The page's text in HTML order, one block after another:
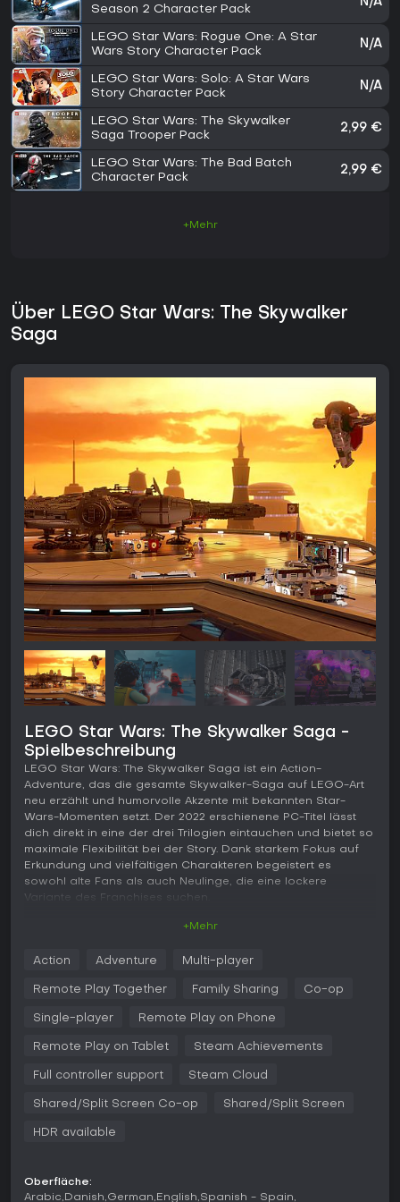
Season 2 Character Pack
N/A
LEGO Star Wars: Rogue One: A Star
Wars Story Character Pack
N/A
LEGO Star Wars: Solo: A Star Wars
Story Character Pack
N/A
LEGO Star Wars: The Skywalker
Saga Trooper Pack
2,99 €
LEGO Star Wars: The Bad Batch
Character Pack
2,99 €
+Mehr
Über LEGO Star Wars: The Skywalker
Saga
LEGO Star Wars: The Skywalker Saga -
Spielbeschreibung
LEGO Star Wars: The Skywalker Saga ist ein Action-
Adventure, das die gesamte Skywalker-Saga auf LEGO-Art
neu erzählt und humorvolle Akzente mit bekannten Star-
Wars-Momenten setzt. Der 2022 erschienene PC-Titel lässt
dich direkt in eine der drei Trilogien eintauchen und bietet so
maximale Flexibilität bei der Story. Dank starkem Fokus auf
Erkundung und vielfältigen Charakteren begeistert es
sowohl alte Fans als auch Neulinge, die eine lockere
Variante des Franchises suchen.
Kernmechaniken um Third-Person-Action: Du steuerst
Charaktere, löst Rätsel, kämpfst gegen Feinde und erkundest
zielst präzise mit Blastern oder setzt als Jedi Lightsabers und
Bricks schalten Upgrades für Klassen wie Jedi, Scoundrel
100 Schiffe und Bodenfahrzeuge, lieferst Dogfights oder
boardest Giganten wie den Super Star Destroyer.
Replayability entsteht durch Charakterwechsel mit über 300
oder Protocol Droids, die Sprachen übersetzen. Rätsel
fordern oft spezifische Klassenfähigkeiten und laden zu
+Mehr
Action Adventure Multi-player
Remote Play Together Family Sharing Co-op
Single-player Remote Play on Phone
Remote Play on Tablet Steam Achievements
Full controller support Steam Cloud
Shared/Split Screen Co-op Shared/Split Screen
HDR available
Oberfläche:
Arabic Danish German English Spanish - Spain